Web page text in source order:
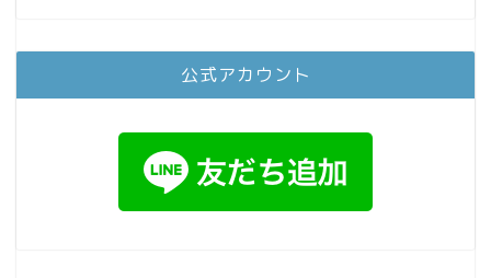
公式アカウント